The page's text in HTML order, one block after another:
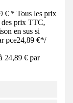
€ * Tous les prix
des prix TTC,
en sus si
pce24,89 €*/
24,89 € par